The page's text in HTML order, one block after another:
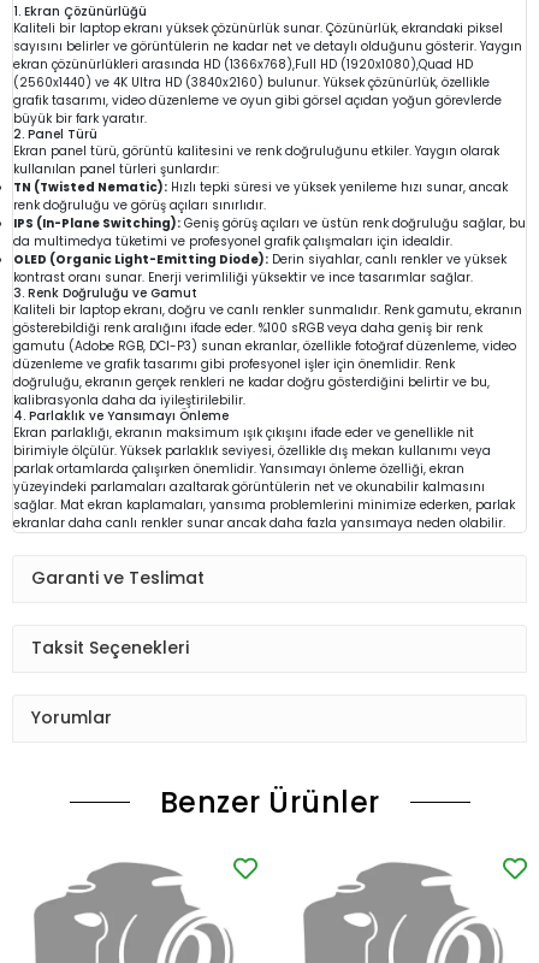
1. Ekran Çözünürlüğü
Kaliteli bir laptop ekranı yüksek çözünürlük sunar. Çözünürlük, ekrandaki piksel
sayısını belirler ve görüntülerin ne kadar net ve detaylı olduğunu gösterir. Yaygın
ekran çözünürlükleri arasında HD (1366x768),Full HD (1920x1080),Quad HD
(2560x1440) ve 4K Ultra HD (3840x2160) bulunur. Yüksek çözünürlük, özellikle
grafik tasarımı, video düzenleme ve oyun gibi görsel açıdan yoğun görevlerde
büyük bir fark yaratır.
2. Panel Türü
Ekran panel türü, görüntü kalitesini ve renk doğruluğunu etkiler. Yaygın olarak
kullanılan panel türleri şunlardır:
TN (Twisted Nematic): Hızlı tepki süresi ve yüksek yenileme hızı sunar, ancak
renk doğruluğu ve görüş açıları sınırlıdır.
IPS (In-Plane Switching): Geniş görüş açıları ve üstün renk doğruluğu sağlar, bu
da multimedya tüketimi ve profesyonel grafik çalışmaları için idealdir.
OLED (Organic Light-Emitting Diode): Derin siyahlar, canlı renkler ve yüksek
kontrast oranı sunar. Enerji verimliliği yüksektir ve ince tasarımlar sağlar.
3. Renk Doğruluğu ve Gamut
Kaliteli bir laptop ekranı, doğru ve canlı renkler sunmalıdır. Renk gamutu, ekranın
gösterebildiği renk aralığını ifade eder. %100 sRGB veya daha geniş bir renk
gamutu (Adobe RGB, DCI-P3) sunan ekranlar, özellikle fotoğraf düzenleme, video
düzenleme ve grafik tasarımı gibi profesyonel işler için önemlidir. Renk
doğruluğu, ekranın gerçek renkleri ne kadar doğru gösterdiğini belirtir ve bu,
kalibrasyonla daha da iyileştirilebilir.
4. Parlaklık ve Yansımayı Önleme
Ekran parlaklığı, ekranın maksimum ışık çıkışını ifade eder ve genellikle nit
birimiyle ölçülür. Yüksek parlaklık seviyesi, özellikle dış mekan kullanımı veya
parlak ortamlarda çalışırken önemlidir. Yansımayı önleme özelliği, ekran
yüzeyindeki parlamaları azaltarak görüntülerin net ve okunabilir kalmasını
sağlar. Mat ekran kaplamaları, yansıma problemlerini minimize ederken, parlak
ekranlar daha canlı renkler sunar ancak daha fazla yansımaya neden olabilir.
Garanti ve Teslimat
Taksit Seçenekleri
Yorumlar
Benzer Ürünler